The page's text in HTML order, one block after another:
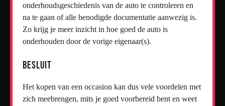
onderhoudsgeschiedenis van de auto te controleren en
na te gaan of alle benodigde documentatie aanwezig is.
Zo krijg je meer inzicht in hoe goed de auto is
onderhouden door de vorige eigenaar(s).
Besluit
Het kopen van een occasion kan dus vele voordelen met
zich meebrengen, mits je goed voorbereid bent en weet